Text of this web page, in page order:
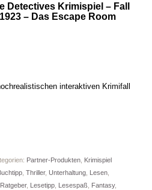
Detectives Krimispiel – Fall
– Das Escape Room
€.
interaktiven Krimifall
Partner-Produkten, Krimispiel
, Thriller, Unterhaltung, Lesen,
Ratgeber, Lesetipp, Lesespaß, Fantasy,